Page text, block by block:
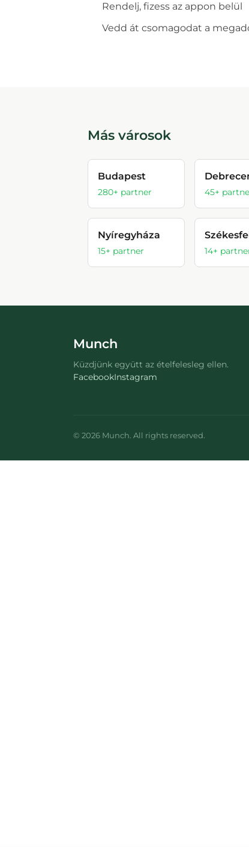
Rendelj, fizess az appon belül
Vedd át csomagodat a
Más városok
Budapest
280+ partner 45+
Nyíregyháza
15+ partner 14+
Munch
Küzdjünk együtt az ételfelesleg ellen.
FacebookInstagram
© 2026 Munch. All rights reserved.